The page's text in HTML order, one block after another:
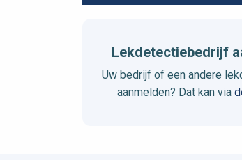
Lekdetectiebedrijf
Uw bedrijf of een andere
aanmelden? Dat kan via